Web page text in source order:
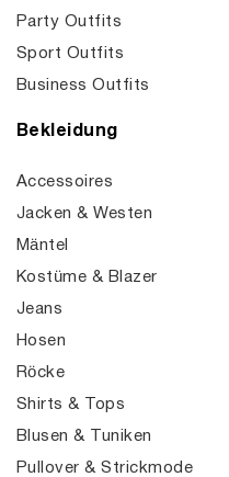
Party Outfits
Sport Outfits
Business Outfits
Bekleidung
Accessoires
Jacken & Westen
Mäntel
Kostüme & Blazer
Jeans
Hosen
Röcke
Shirts & Tops
Blusen & Tuniken
Pullover & Strickmode